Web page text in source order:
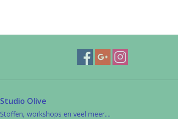
Studio Olive
Stoffen, workshops en veel meer....